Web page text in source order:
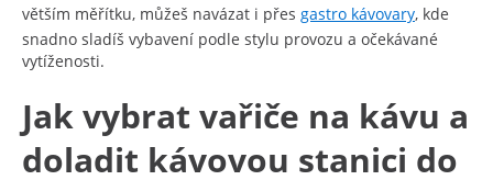
větším měřítku, můžeš navázat i přes gastro kávovary, kde
snadno sladíš vybavení podle stylu provozu a očekávané
vytíženosti.
Jak vybrat vařiče na kávu a
doladit kávovou stanici do